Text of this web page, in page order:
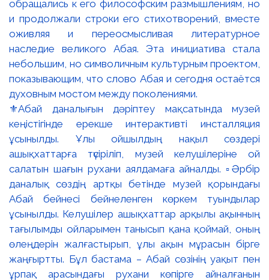
⚜️Абай даналығын дәріптеу мақсатында музей
кеңістігінде ерекше интерактивті инсталляция
ұсынылды. Ұлы ойшылдың нақыл сөздері
ашықхаттарға түсіріліп, музей келушілеріне ой
салатын шағын рухани аялдамаға айналды. ▫️Әрбір
даналық сөздің артқы бетінде музей қорындағы
Абай бейнесі бейнеленген көркем туындылар
ұсынылды. Келушілер ашықхаттар арқылы ақынның
тағылымды ойларымен танысып қана қоймай, оның
өлеңдерін жалғастырып, ұлы ақын мұрасын бірге
жаңғыртты. Бұл бастама – Абай сөзінің уақыт пен
ұрпақ арасындағы рухани көпірге айналғанын